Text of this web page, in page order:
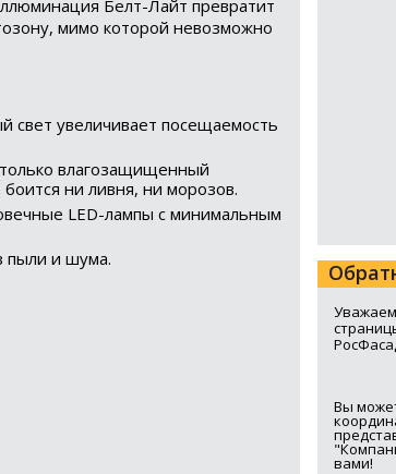
Белт-Лайт превратит
мимо которой невозможно
свет увеличивает посещаемость
влагозащищенный
ни ливня, ни морозов.
LED-лампы с минимальным
пыли и шума.
Вы
вами!